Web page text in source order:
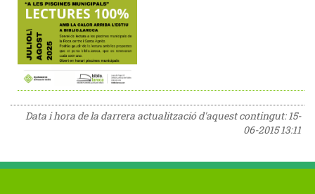
Data i hora de la darrera actualització d'aquest contingut:15-
06-2015 13:11